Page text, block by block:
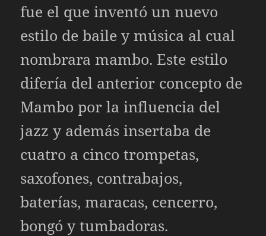
fue el que inventó un nuevo
estilo de baile y música al cual
nombrara mambo. Este estilo
difería del anterior concepto de
Mambo por la influencia del
jazz y además insertaba de
cuatro a cinco trompetas,
saxofones, contrabajos,
baterías, maracas, cencerro,
bongó y tumbadoras.